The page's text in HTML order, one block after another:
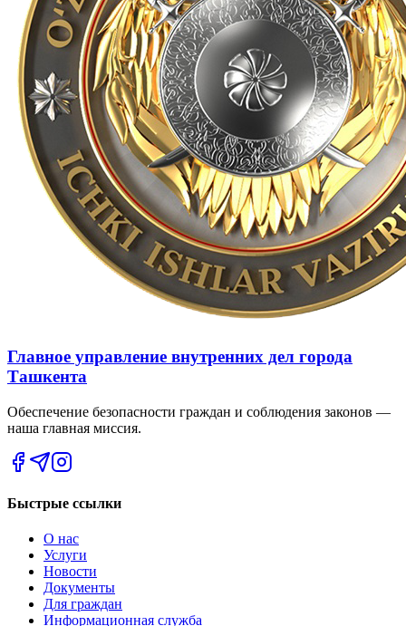
Главное управление внутренних дел города
Ташкента
Обеспечение безопасности граждан и соблюдения законов —
наша главная миссия.
Быстрые ссылки
О нас
Услуги
Новости
Документы
Для граждан
Информационная служба